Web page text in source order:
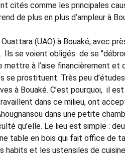
cités comme les principales
de plus en plus d’ampleur à
(UAO) à Bouaké, avec
Ils se voient obligés de se
à l’aise financièrement et
se prostituent. Très peu
à Bouaké. C’est pourquoi, il
dans ce milieu, ont
dans une petite
qu’elle. Le lieu est simple :
table en bois qui fait office de
habits et les ustensiles de